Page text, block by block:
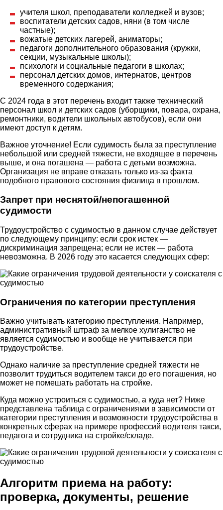
учителя школ, преподаватели колледжей и вузов;
воспитатели детских садов, няни (в том числе
частные);
вожатые детских лагерей, аниматоры;
педагоги дополнительного образования (кружки,
секции, музыкальные школы);
психологи и социальные педагоги в школах;
персонал детских домов, интернатов, центров
временного содержания;
С 2024 года в этот перечень входит также технический
персонал школ и детских садов (уборщики, повара, охрана,
ремонтники, водители школьных автобусов), если они
имеют доступ к детям.
Важное уточнение! Если судимость была за преступление
небольшой или средней тяжести, не входящее в перечень
выше, и она погашена — работа с детьми возможна.
Организация не вправе отказать только из-за факта
подобного правового состояния физлица в прошлом.
Запрет при неснятой/непогашенной
судимости
Трудоустройство с судимостью в данном случае действует
по следующему принципу: если срок истек —
дискриминация запрещена; если не истек — работа
невозможна. В 2026 году это касается следующих сфер:
Ограничения по категории преступления
Важно учитывать категорию преступления. Например,
административный штраф за мелкое хулиганство не
является судимостью и вообще не учитывается при
трудоустройстве.
Однако наличие за преступление средней тяжести не
позволит трудиться водителем такси до его погашения, но
может не помешать работать на стройке.
Куда можно устроиться с судимостью, а куда нет? Ниже
представлена таблица с ограничениями в зависимости от
категории преступления и возможности трудоустройства в
конкретных сферах на примере профессий водителя такси,
педагога и сотрудника на стройке/складе.
Алгоритм приема на работу:
проверка, документы, решение